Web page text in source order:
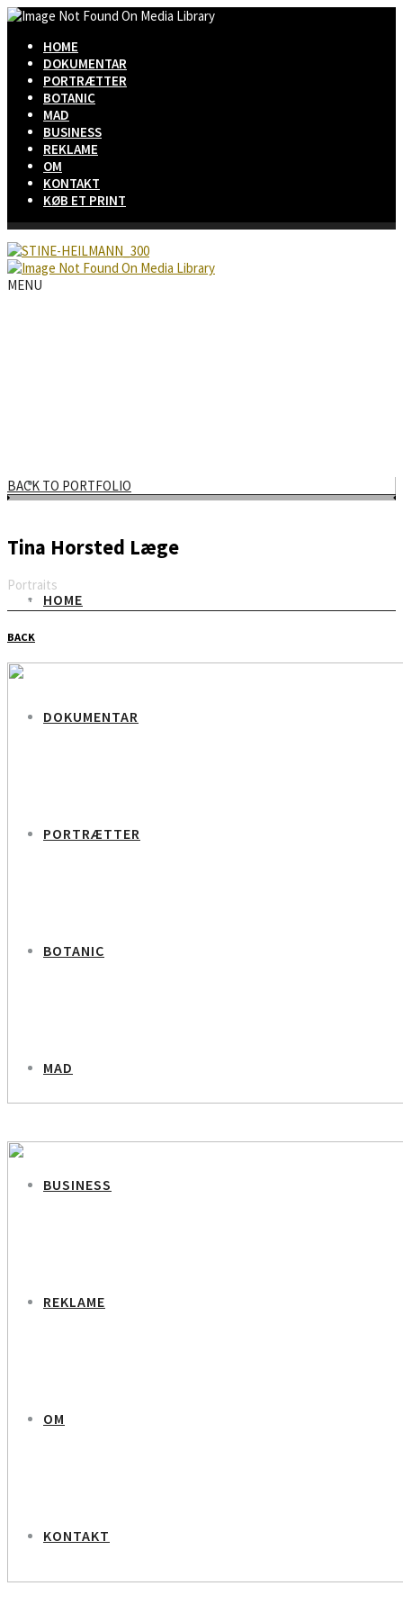
HOME
DOKUMENTAR
PORTRÆTTER
BOTANIC
MAD
BUSINESS
REKLAME
OM
KONTAKT
KØB ET PRINT
HOME
DOKUMENTAR
PORTRÆTTER
BOTANIC
MAD
BUSINESS
REKLAME
OM
KONTAKT
BACK TO PORTFOLIO
Tina Horsted Læge
Portraits
Email
BACK